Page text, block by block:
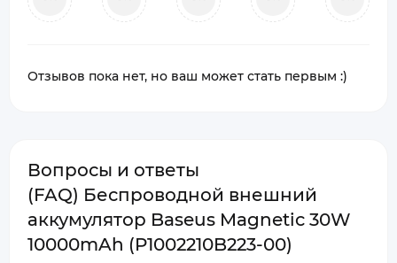
Отзывов пока нет, но ваш может стать первым :)
Вопросы и ответы
(FAQ) Беспроводной внешний
аккумулятор Baseus Magnetic 30W
10000mAh (P1002210B223-00)